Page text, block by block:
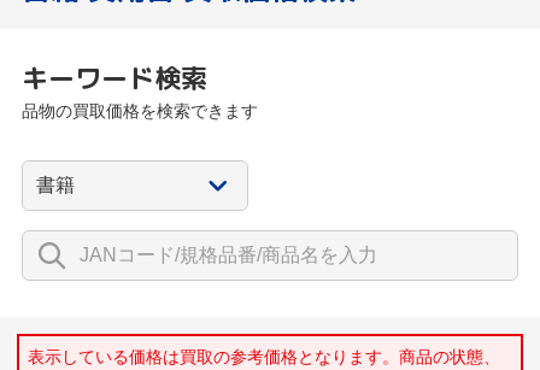
キーワード検索
品物の買取価格を検索できます
表示している価格は買取の参考価格となります。商品の状態、